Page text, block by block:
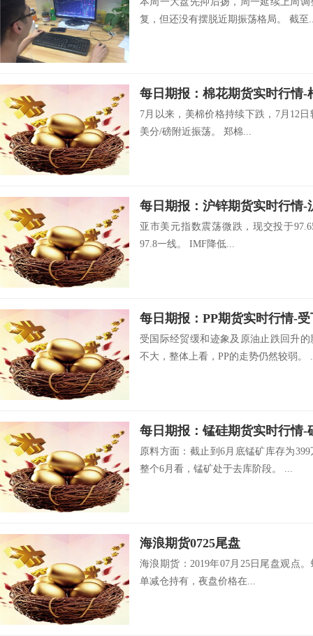
复，但还没有摆脱近期振荡格局。 截至
每日期报：​棉花期货实时行情-
7月以来，美棉价格持续下跌，7月12
美分/磅附近振荡。 郑棉...
每日期报：沪锌期货实时行情
亚市美元指数震荡微跌，现交投于
97.8一线。 IMF降低...
受国际经贸缓和迹象及原油止跌回升
不大，整体上看，PP的走势仍然较弱。
原料方面：截止到6月底锰矿库存为
整个6月看，锰矿处于去库阶段。 ...
海浪期货0725尾盘
海浪期货：2019年07月25日尾盘观点
单减仓持有，夜盘价格在...